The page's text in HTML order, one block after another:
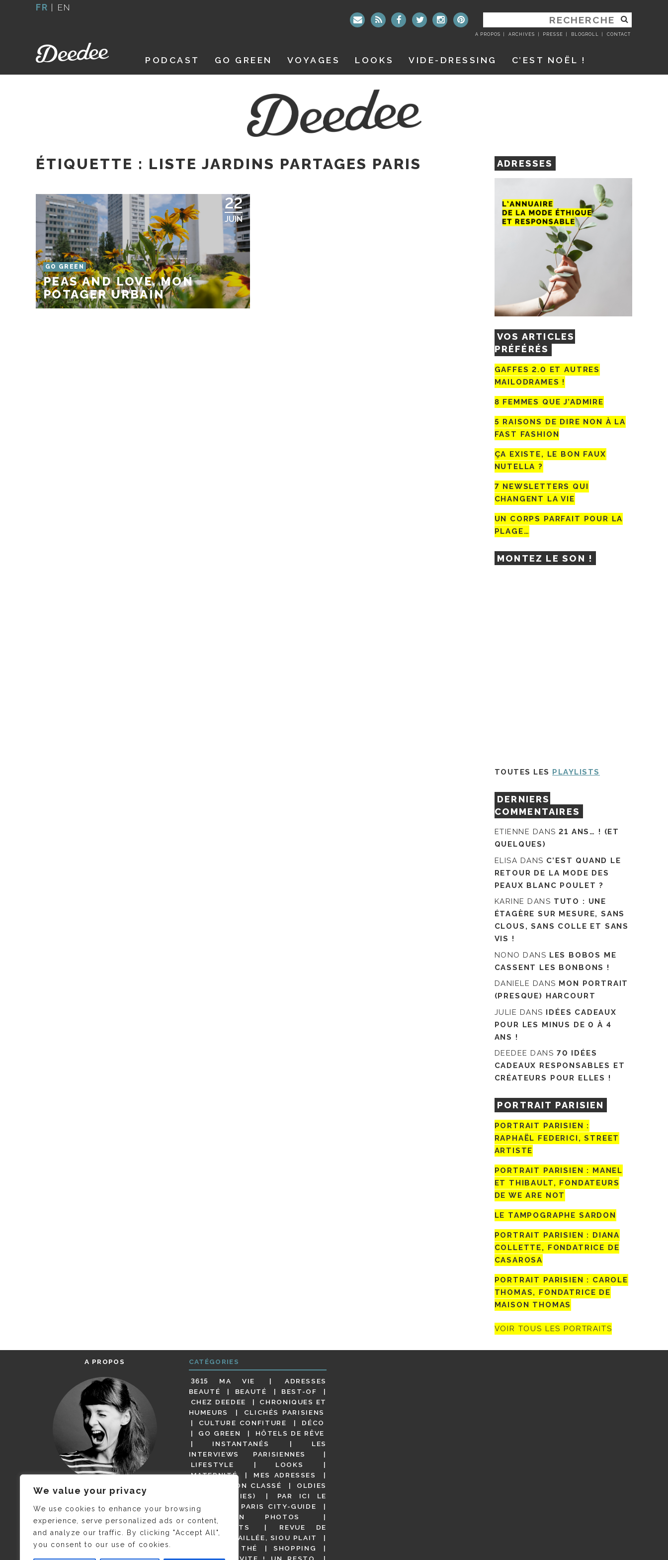
We value your privacy
We use cookies to enhance your browsing
experience, serve personalized ads or content,
and analyze our traffic. By clicking "Accept All",
you consent to our use of cookies.
FR | EN
RECHERCHER
:
A PROPOS ARCHIVES PRESSE BLOGROLL CONTACT
PODCAST GO GREEN VOYAGES LOOKS VIDE-DRESSING C’EST NOËL !
ÉTIQUETTE : LISTE JARDINS PARTAGES PARIS
22
JUIN
GO GREEN
PEAS AND LOVE, MON
POTAGER URBAIN
ADRESSES
VOS ARTICLES
PRÉFÉRÉS
GAFFES 2.0 ET AUTRES
MAILODRAMES !
8 FEMMES QUE J’ADMIRE
5 RAISONS DE DIRE NON À LA
FAST FASHION
ÇA EXISTE, LE BON FAUX
NUTELLA ?
7 NEWSLETTERS QUI
CHANGENT LA VIE
UN CORPS PARFAIT POUR LA
PLAGE…
MONTEZ LE SON !
TOUTES LES PLAYLISTS
DERNIERS
COMMENTAIRES
ETIENNE DANS21 ANS… ! (ET
QUELQUES)
ELISA DANS C’EST QUAND LE
RETOUR DE LA MODE DES
PEAUX BLANC POULET ?
KARINE DANS TUTO : UNE
ÉTAGÈRE SUR MESURE, SANS
CLOUS, SANS COLLE ET SANS
VIS !
NONO DANS LES BOBOS ME
CASSENT LES BONBONS !
DANIELE DANS MON PORTRAIT
(PRESQUE) HARCOURT
JULIE DANS IDÉES CADEAUX
POUR LES MINUS DE 0 À 4
ANS !
DEEDEE DANS 70 IDÉES
CADEAUX RESPONSABLES ET
CRÉATEURS POUR ELLES !
PORTRAIT PARISIEN
PORTRAIT PARISIEN :
RAPHAËL FEDERICI, STREET
ARTISTE
PORTRAIT PARISIEN : MANEL
ET THIBAULT, FONDATEURS
DE WE ARE NOT
LE TAMPOGRAPHE SARDON
PORTRAIT PARISIEN : DIANA
COLLETTE, FONDATRICE DE
CASAROSA
PORTRAIT PARISIEN : CAROLE
THOMAS, FONDATRICE DE
MAISON THOMAS
VOIR TOUS LES PORTRAITS
A PROPOS
JE M’APPELLE DELPHINE MAIS
C’EST ©CAMILLE COLLIN QUI A
PRIS CETTE PHOTO !
CATÉGORIES
3615 MA VIE
ADRESSES
BEAUTÉ
BEAUTÉ
BEST-OF
CHEZ DEEDEE
CHRONIQUES ET
HUMEURS
CLICHÉS PARISIENS
CULTURE CONFITURE
DÉCO
GO GREEN
HÔTELS DE RÊVE
INSTANTANÉS
LES
INTERVIEWS PARISIENNES
LIFESTYLE
LOOKS
MATERNITÉ
MES ADRESSES
NON CLASSÉ
OLDIES
(BUT GOODIES)
PAR ICI LE
MAGOT !
PARIS CITY-GUIDE
PARIS EN PHOTOS
RESTAURANTS
REVUE DE
PRESSE DÉTAILLÉE, SIOU PLAIT
SALONS DE THÉ
SHOPPING
VIDÉOS
VITE ! UN RESTO